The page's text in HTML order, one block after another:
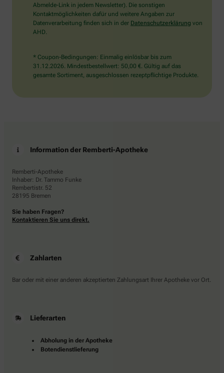
Abmelde-Link in jedem Newsletter). Die sonstigen
Kontaktmöglichkeiten dafür und weitere Angaben zur
Datenverarbeitung finden sich in der Datenschutzerklärung von
AHD.
* Coupon-Bedingungen: Einmalig einlösbar bis zum
31.12.2026. Mindestbestellwert: 50,00 €. Gültig auf das
gesamte Sortiment, ausgeschlossen rezeptpflichtige Produkte.
Information der Remberti-Apotheke
Remberti-Apotheke
Inhaber: Dr. Tammo Funke
Rembertistr. 52
28195 Bremen
Sie haben Fragen?
Kontaktieren Sie uns direkt.
Zahlarten
Bar oder mit einer anderen akzeptierten Zahlungsart Ihrer Apotheke vor Ort.
Lieferarten
Abholung in der Apotheke
Botendienstlieferung